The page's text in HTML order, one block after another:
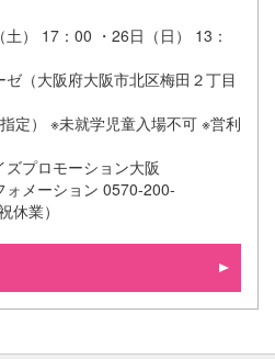
） 17：00 ・26日（日） 13：
（大阪府大阪市北区梅田２丁目
定） ※未就学児童入場不可 ※営利
プロモーション大阪
ォメーション 0570-200-
休業）